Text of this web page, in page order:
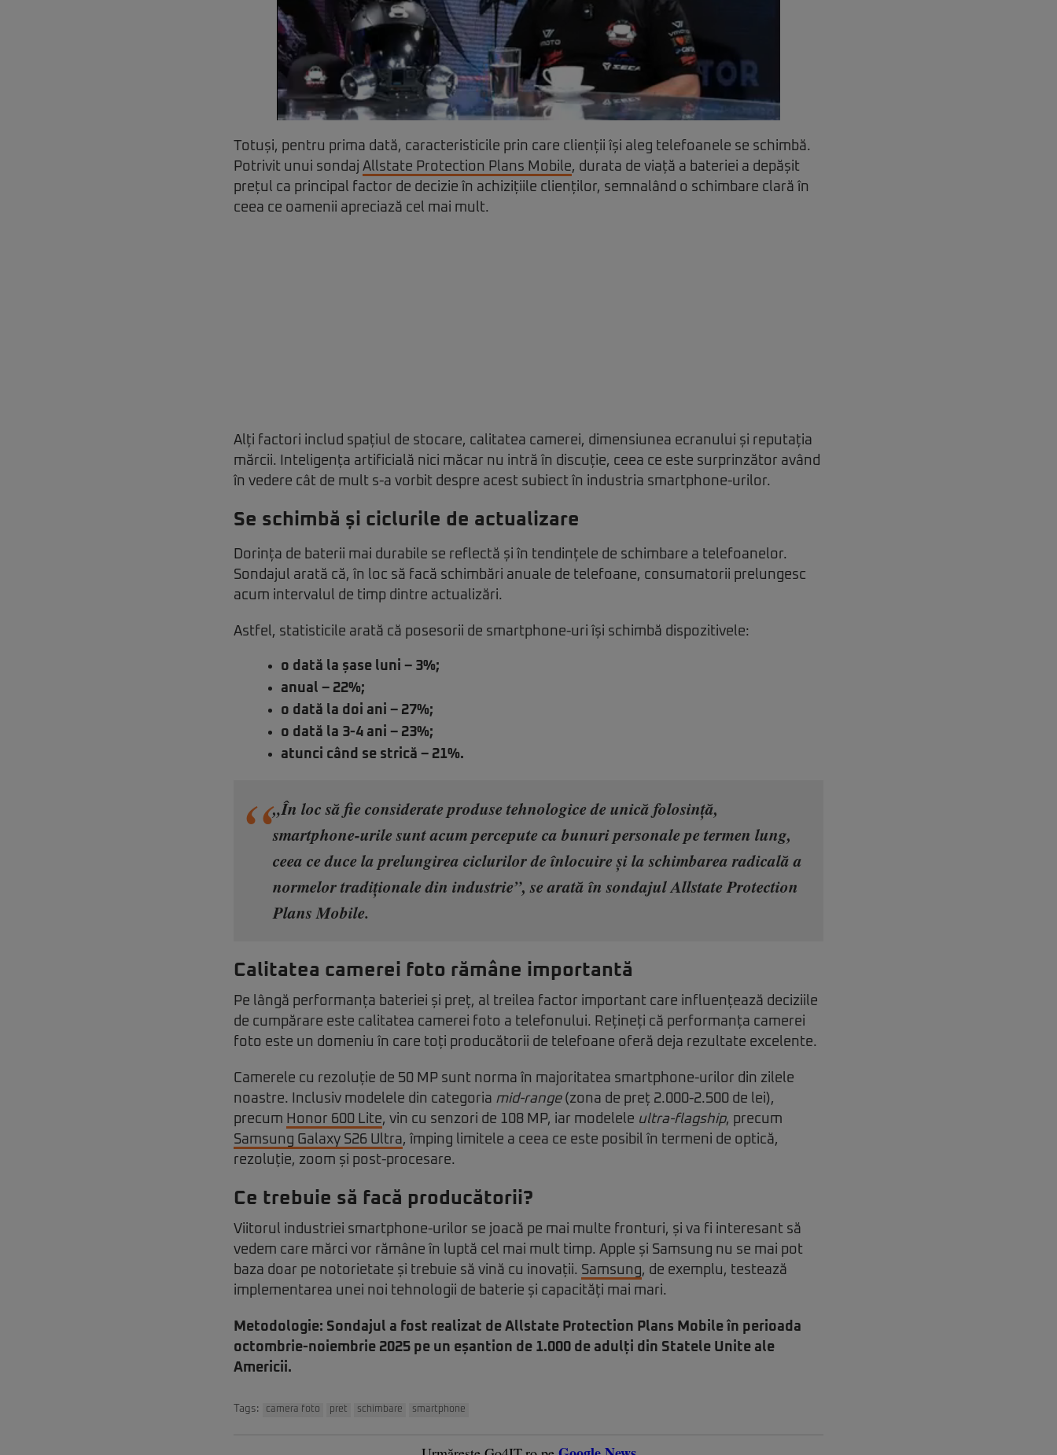
Totuși, pentru prima dată, caracteristicile prin care clienții își aleg telefoanele se schimbă.
Potrivit unui sondaj Allstate Protection Plans Mobile, durata de viață a bateriei a depășit
prețul ca principal factor de decizie în achizițiile clienților, semnalând o schimbare clară în
ceea ce oamenii apreciază cel mai mult.
Alți factori includ spațiul de stocare, calitatea camerei, dimensiunea ecranului și reputația
mărcii. Inteligența artificială nici măcar nu intră în discuție, ceea ce este surprinzător având
în vedere cât de mult s-a vorbit despre acest subiect în industria smartphone-urilor.
Se schimbă și ciclurile de actualizare
Dorința de baterii mai durabile se reflectă și în tendințele de schimbare a telefoanelor.
Sondajul arată că, în loc să facă schimbări anuale de telefoane, consumatorii prelungesc
acum intervalul de timp dintre actualizări.
Astfel, statisticile arată că posesorii de smartphone-uri își schimbă dispozitivele:
o dată la șase luni – 3%;
anual – 22%;
o dată la doi ani – 27%;
o dată la 3-4 ani – 23%;
atunci când se strică – 21%.
„În loc să fie considerate produse tehnologice de unică folosință,
smartphone-urile sunt acum percepute ca bunuri personale pe termen lung,
ceea ce duce la prelungirea ciclurilor de înlocuire și la schimbarea radicală a
normelor tradiționale din industrie”, se arată în sondajul Allstate Protection
Plans Mobile.
Calitatea camerei foto rămâne importantă
Pe lângă performanța bateriei și preț, al treilea factor important care influențează deciziile
de cumpărare este calitatea camerei foto a telefonului. Rețineți că performanța camerei
foto este un domeniu în care toți producătorii de telefoane oferă deja rezultate excelente.
Camerele cu rezoluție de 50 MP sunt norma în majoritatea smartphone-urilor din zilele
noastre. Inclusiv modelele din categoria mid-range(zona de preț 2.000-2.500 de lei),
precum Honor 600 Lite, vin cu senzori de 108 MP, iar modelele ultra-flagship, precum
Samsung Galaxy S26 Ultra, împing limitele a ceea ce este posibil în termeni de optică,
rezoluție, zoom și post-procesare.
Ce trebuie să facă producătorii?
Viitorul industriei smartphone-urilor se joacă pe mai multe fronturi, și va fi interesant să
vedem care mărci vor rămâne în luptă cel mai mult timp. Apple și Samsung nu se mai pot
baza doar pe notorietate și trebuie să vină cu inovații. Samsung, de exemplu, testează
implementarea unei noi tehnologii de baterie și capacități mai mari.
Metodologie: Sondajul a fost realizat de Allstate Protection Plans Mobile în perioada
octombrie-noiembrie 2025 pe un eșantion de 1.000 de adulți din Statele Unite ale
Americii.
Tags: camera foto pret schimbare smartphone